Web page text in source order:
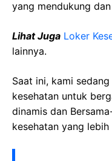
yang mendukung
Lihat Juga Loker
lainnya.
Saat ini, kami
kesehatan untuk
dinamis dan
kesehatan yang